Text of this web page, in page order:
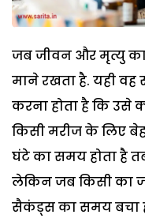
जब जीवन और मृत्यु
माने रखता है. यही वह
करना होता है कि उसे
किसी मरीज के लिए
घंटे का समय होता है
लेकिन जब किसी का
सैकंड्स का समय बचा